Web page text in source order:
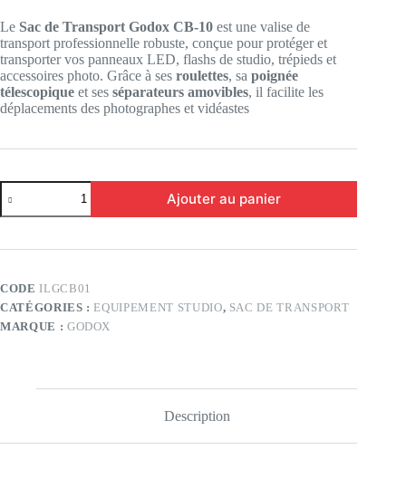
Le Sac de Transport Godox CB-10 est une valise de
transport professionnelle robuste, conçue pour protéger et
transporter vos panneaux LED, flashs de studio, trépieds et
accessoires photo. Grâce à ses roulettes, sa poignée
télescopique et ses séparateurs amovibles, il facilite les
déplacements des photographes et vidéastes
quantité
de
Sac
Transport
10
Ajouter au panier
CODE ILGCB01
CATÉGORIES :EQUIPEMENT STUDIO, SAC DE TRANSPORT
MARQUE : GODOX
Description